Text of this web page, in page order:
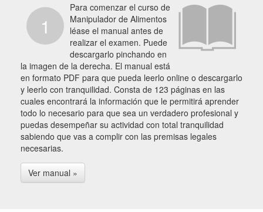
1
Para comenzar el curso de
Manipulador de Alimentos
léase el manual antes de
realizar el examen. Puede
descargarlo pinchando en
la imagen de la derecha. El manual está
en formato PDF para que pueda leerlo online o descargarlo
y leerlo con tranquilidad. Consta de 123 páginas en las
cuales encontrará la información que le permitirá aprender
todo lo necesario para que sea un verdadero profesional y
puedas desempeñar su actividad con total tranquilidad
sabiendo que vas a complir con las premisas legales
necesarias.
Ver manual »